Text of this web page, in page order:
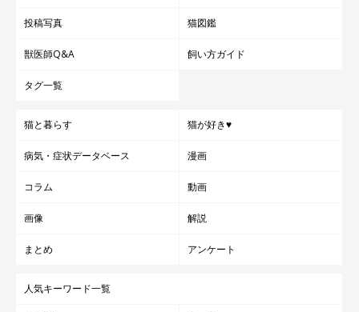
投稿写真 猫図鑑
獣医師Q&A 飼い方ガイド
タグ一覧
猫と暮らす 猫が好き♥
病気・症状データベース 漫画
コラム 動画
画像 解説
まとめ アンケート
人気キーワード一覧